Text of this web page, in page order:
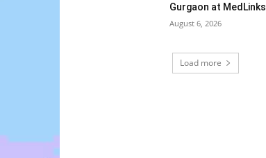
Gurgaon at MedLinks
August 6, 2026
Load more